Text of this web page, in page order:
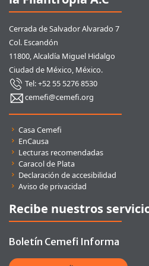
Cerrada de Salvador Alvarado 7
Col. Escandón
11800, Alcaldía Miguel Hidalgo
Ciudad de México, México.
Tel: +52 55 5276 8530
cemefi@cemefi.org
Enlaces rápidos
Casa Cemefi
EnCausa
Lecturas recomendadas
Caracol de Plata
Declaración de accesibilidad
Aviso de privacidad
Recibe nuestros
Boletín Cemefi Informa